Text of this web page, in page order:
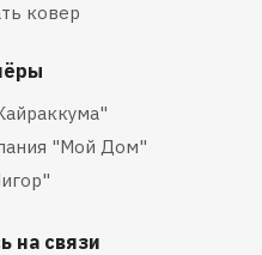
ковер
"Мой Дом"
на связи